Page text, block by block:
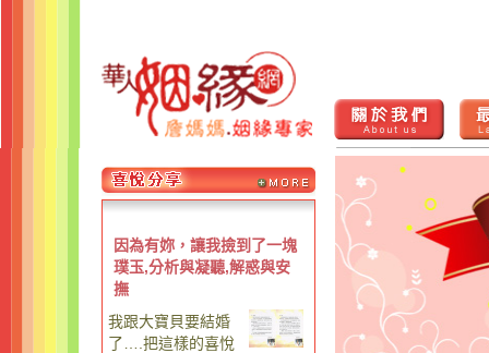
因為有妳，讓我撿到了一塊
璞玉,分析與凝聽,解惑與安
撫
我跟大寶貝要結婚
了….把這樣的喜悅